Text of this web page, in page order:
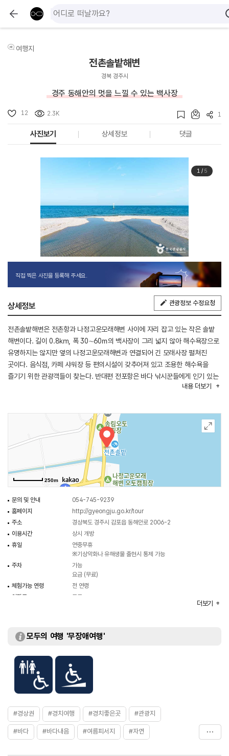
여행지
전촌솔밭해변
경북 경주시
경주 동해안의 멋을 느낄 수 있는 백사장
12 2.3K 1
사진보기 상세정보 댓글
1/ 5
직접 찍은 사진을 등록해 주세요.
상세정보 관광정보 수정요청
전촌솔밭해변은 전촌항과 나정고운모래해변 사이에 자리 잡고 있는 작은 솔밭
해변이다. 길이 0.8㎞, 폭 30∼60ｍ의 백사장이 그리 넓지 않아 해수욕장으로
유명하지는 않지만 옆의 나정고운모래해변과 연결되어 긴 모래사장 펼쳐진
곳이다. 음식점, 카페 샤워장 등 편의시설이 갖추어져 있고 조용한 해수욕을
즐기기 위한 관광객들이 찾는다. 반대편 전포항은 바다 낚시꾼들에게 인기 있는
곳이며 주변 식당에서는 그날 잡은 신선한 해산물 요리를 먹을 수 있다.
즐길 거리 등 관광지의 여건을 고루 갖추고 있다.
내용 더보기
250m
문의 및 안내
054-745-9239
홈페이지
http://gyeongju.go.kr/tour
주소
경상북도 경주시 감포읍 동해안로 2006-2
이용시간
상시 개방
휴일
연중무휴
※기상악화나 유해생물 출현시 통제 가능
주차
가능
요금 (무료)
체험가능 연령
전 연령
입장료
무료
더보기
모두의 여행 '무장애여행'
#경상권 #경치여행 #경치좋은곳 #관광지
#바다 #바다내음 #여름피서지 #자연